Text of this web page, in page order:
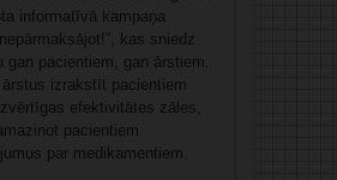
informatīvā kampaņa
kas sniedz
gan pacientiem, gan ārstiem.
izrakstīt pacientiem
efektivitātes zāles,
pacientiem
par medikamentiem.